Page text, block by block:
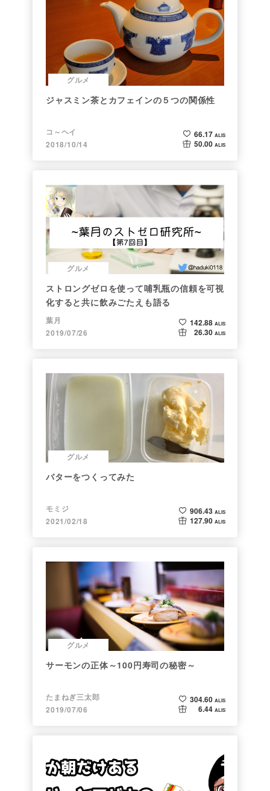
グルメ
ジャスミン茶とカフェインの５つの関係性
コ～ヘイ
2018/10/14
66.17 ALIS
50.00 ALIS
グルメ
ストロングゼロを使って哺乳瓶の信頼を可視
化すると共に飲みごたえも語る
葉月
2019/07/26
142.88 ALIS
26.30 ALIS
グルメ
バターをつくってみた
モミジ
2021/02/18
906.43 ALIS
127.90 ALIS
グルメ
サーモンの正体～100円寿司の秘密～
たまねぎ三太郎
2019/07/06
304.60 ALIS
6.44 ALIS